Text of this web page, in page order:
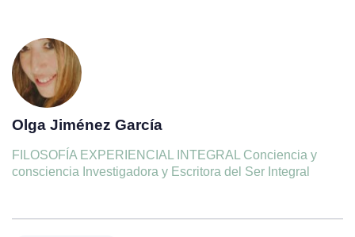
Olga Jiménez García
FILOSOFÍA EXPERIENCIAL INTEGRAL Conciencia y
consciencia Investigadora y Escritora del Ser Integral